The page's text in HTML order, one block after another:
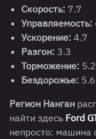
Скорость: 7.7
Управляемость:
Ускорение: 4.7
Разгон: 3.3
Торможение: 5.2
Бездорожье: 5.6
Регион Нанган
найти здесь Ford
непросто: машина